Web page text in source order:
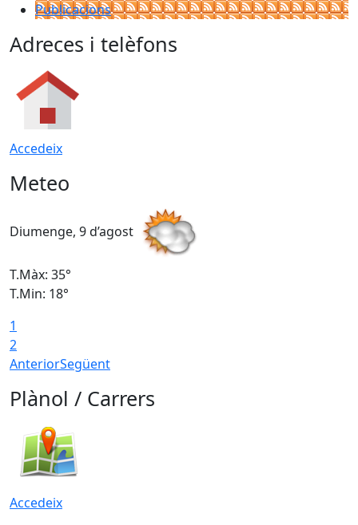
Publicacions
Adreces i telèfons
Accedeix
Meteo
Diumenge, 9 d’agost
T.Màx: 35°
T.Min: 18°
1
2
AnteriorSegüent
Plànol / Carrers
Accedeix